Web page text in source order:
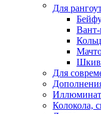
Для
Для
Колокола,